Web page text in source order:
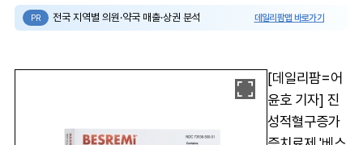
PR 전국 지역별 의원·약국 매출·상권 분석 데일리팜맵 바로가기
[데일리팜=어
윤호 기자] 진
성적혈구증가